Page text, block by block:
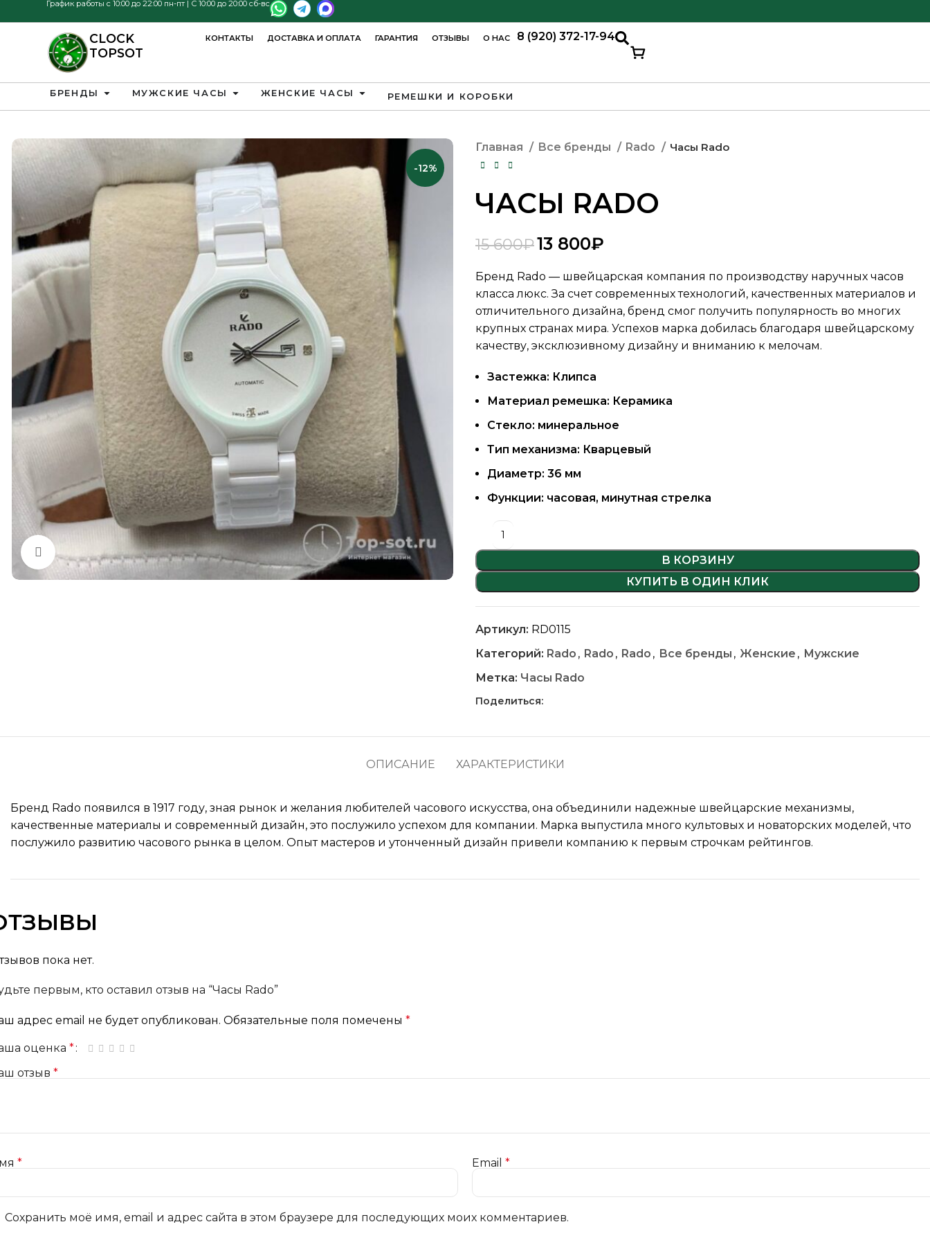
График работы с 10:00 до 22:00 пн-пт | С 10:00 до 20:00 сб-вс
CLOCK
TOPSOT
КОНТАКТЫ ДОСТАВКА И ОПЛАТА ГАРАНТИЯ ОТЗЫВЫ О НАС 8 (920) 372-17-94
БРЕНДЫ МУЖСКИЕ ЧАСЫ ЖЕНСКИЕ ЧАСЫ РЕМЕШКИ И КОРОБКИ
-12%
Нажмите, чтобы увеличить
Главная Все бренды Rado Часы Rado
₽
ЧАСЫ RADO
15 600₽13 800₽
Бренд Rado — швейцарская компания по производству наручных часов
класса люкс. За счет современных технологий, качественных материалов и
отличительного дизайна, бренд смог получить популярность во многих
крупных странах мира. Успехов марка добилась благодаря швейцарскому
качеству, эксклюзивному дизайну и вниманию к мелочам.
Застежка: Клипса
Материал ремешка: Керамика
Стекло: минеральное
Тип механизма: Кварцевый
Диаметр: 36 мм
Функции: часовая, минутная стрелка
В КОРЗИНУ
КУПИТЬ В ОДИН КЛИК
Артикул: RD0115
Категорий: Rado , Rado , Rado , Все бренды , Женские , Мужские
Метка: Часы Rado
Поделиться:
ОПИСАНИЕ ХАРАКТЕРИСТИКИ
Бренд Rado появился в 1917 году, зная рынок и желания любителей часового искусства, она объединили надежные швейцарские механизмы,
качественные материалы и современный дизайн, это послужило успехом для компании. Марка выпустила много культовых и новаторских моделей, что
послужило развитию часового рынка в целом. Опыт мастеров и утонченный дизайн привели компанию к первым строчкам рейтингов.
пока нет.
первым, кто оставил отзыв на “Часы Rado”
адрес email не будет опубликован. Обязательные поля помечены *
оценка * 1 из 5 звёзд
2 из 5 звёзд
3 из 5 звёзд
4 из 5 звёзд
отзыв *
* Email *
Сохранить моё имя, email и адрес сайта в этом браузере для последующих моих комментариев.